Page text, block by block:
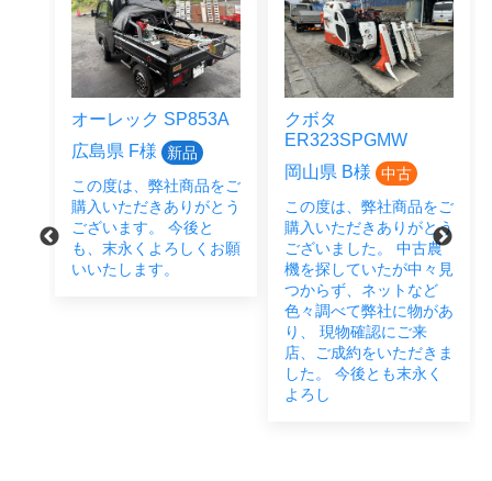
オーレック SP853A
広島県 F様
新品
この度は、弊社商品をご
購入いただきありがとう
ございます。 今後と
も、末永くよろしくお願
いいたします。
クボタ
ER323SPGMW
岡山県 B様
中古
この度は、弊社商品をご
購入いただきありがとう
ございました。 中古農
機を探していたが中々見
つからず、ネットなど
色々調べて弊社に物があ
り、 現物確認にご来
店、ご成約をいただきま
した。 今後とも末永く
よろし